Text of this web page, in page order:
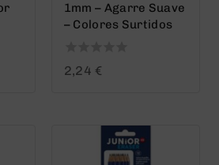
1mm – Agarre Suave
– Colores Surtidos
0
2,24 €